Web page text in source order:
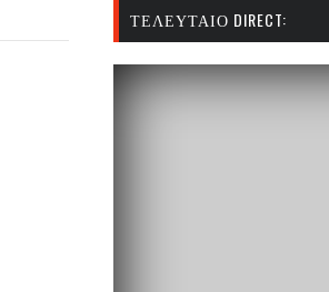
ΤΕΛΕΥΤΑΊΟ DIRECT: